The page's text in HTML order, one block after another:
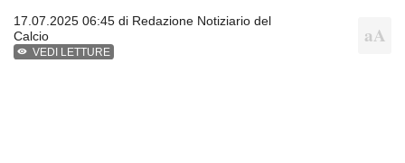
17.07.2025 06:45 di Redazione Notiziario del
Calcio
VEDI LETTURE